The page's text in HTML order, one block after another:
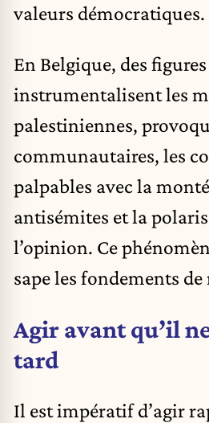
valeurs démocratiques.
En Belgique, des
instrumentalisent les
palestiniennes,
communautaires, les
palpables avec la
antisémites et la
l’opinion. Ce
sape les fondements
Agir avant qu’il
tard
Il est impératif d’agir